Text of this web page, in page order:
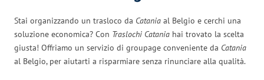
Stai organizzando un trasloco da Catania al Belgio e cerchi una
soluzione economica? Con Traslochi Catania hai trovato la scelta
giusta! Offriamo un servizio di groupage conveniente da Catania
al Belgio, per aiutarti a risparmiare senza rinunciare alla qualità.